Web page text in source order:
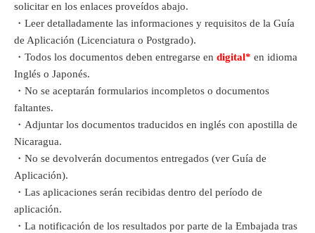
solicitar en los enlaces proveídos abajo.
・Leer detalladamente las informaciones y requisitos de la Guía
de Aplicación (Licenciatura o Postgrado).
・Todos los documentos deben entregarse en digital* en idioma
Inglés o Japonés.
・No se aceptarán formularios incompletos o documentos
faltantes.
・Adjuntar los documentos traducidos en inglés con apostilla de
Nicaragua.
・No se devolverán documentos entregados (ver Guía de
Aplicación).
・Las aplicaciones serán recibidas dentro del período de
aplicación.
・La notificación de los resultados por parte de la Embajada tras